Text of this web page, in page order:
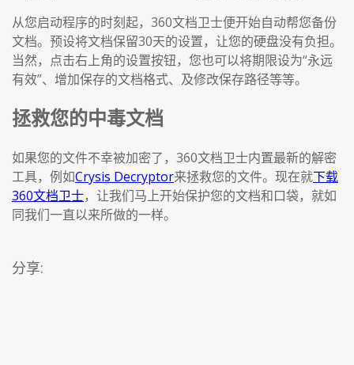
从您启动程序的时刻起，360文档卫士便开始自动帮您备份
文档。预设将文档保留30天的设置，让您的硬盘没有负担。
当然，点击右上角的设置按钮，您也可以将期限设为“永远
有效”、增加保存的文档格式、及修改保存路径等等。
拯救您的中毒文档
如果您的文件不幸被加密了，360文档卫士内置最新的解密
工具，例如Crysis Decryptor来拯救您的文件。现在就下载
360文档卫士，让我们马上开始保护您的文档和口袋，就如
同我们一直以来所做的一样。
分享: